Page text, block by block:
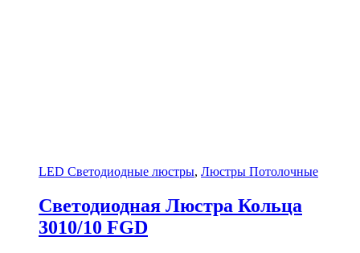
LED Светодиодные люстры, Люстры Потолочные
Светодиодная Люстра Кольца
3010/10 FGD